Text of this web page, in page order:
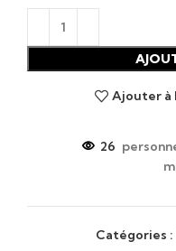
Ajouter à
26
Catégories :